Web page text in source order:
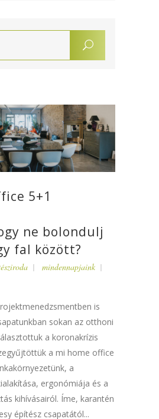
5+1
ne bolondulj
fal között?
mindennapjaink
is
sokan az otthoni
a koronakrízis
a mi home office
a
ergonómiája és a
kihívásairól. Íme, karantén
építész csapatától...